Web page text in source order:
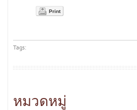
Print
Tags:
หมวดหมู่